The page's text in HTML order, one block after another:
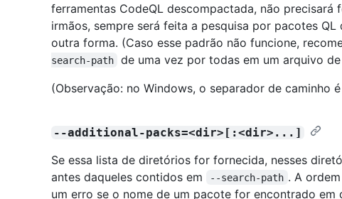
ferramentas CodeQL descompactada, não precisará
irmãos, sempre será feita a pesquisa por pacotes
outra forma. (Caso esse padrão não funcione,
search-path
de uma vez por todas em um arquivo
(Observação: no Windows, o separador de caminho é
--additional-packs=<dir>[:<dir>...]
Se essa lista de diretórios for fornecida, nesses
antes daqueles contidos em
--search-path . A
um erro se o nome de um pacote for encontrado em